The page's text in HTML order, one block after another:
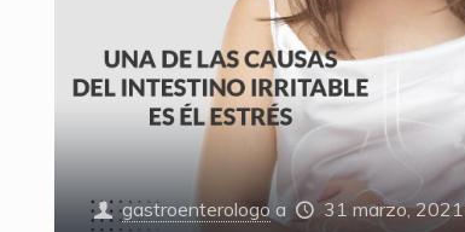
gastroenterologo a 31 marzo, 2021